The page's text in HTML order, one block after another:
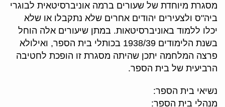
מסגרת מיוחדת של שעורים ברמה אוניברסיטאית לבוגרי
ביה"ס ולצעירים יהודים אחרים שלא נתקבלו או שלא
יכלו ללמוד באוניברסיטאות. במתן שיעורים אלה הוחל
בשנת הלימודים 1938/39 בכותלי בית הספר, ואילולא
פרצה המלחמה יתכן שהיתה מסגרת זו הופכת לחטיבה
הרביעית של בית הספר.
נשיאי בית הספר:
מנהלי בית הספר: